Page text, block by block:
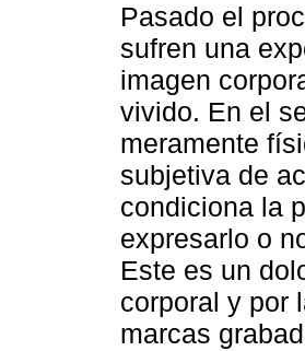
Pasado el
sufren una
imagen
vivido. En el
meramente
subjetiva de
condiciona la
expresarlo o
Este es un
corporal y por
marcas